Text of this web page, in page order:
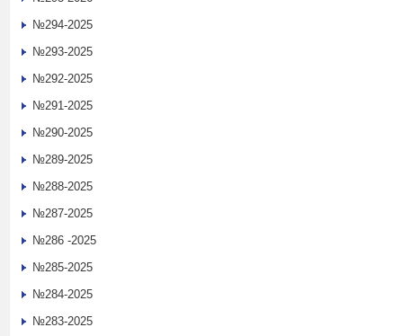
№294-2025
№293-2025
№292-2025
№291-2025
№290-2025
№289-2025
№288-2025
№287-2025
№286 -2025
№285-2025
№284-2025
№283-2025